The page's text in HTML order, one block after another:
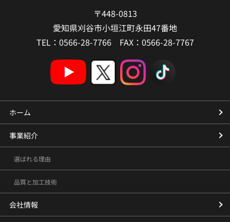
〒448-0813
愛知県刈谷市小垣江町永田47番地
TEL：0566-28-7766 FAX：0566-28-7767
ホーム
事業紹介
選ばれる理由
品質と加工技術
会社情報